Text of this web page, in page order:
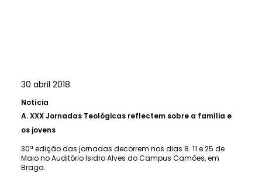
30 abril 2018
Notícia
A.XXX Jornadas Teológicas reflectem sobre a família e
os jovens
30ª edição das jornadas decorrem nos dias 8. 11 e 25 de
Maio no Auditório Isidro Alves do Campus Camões, em
Braga.